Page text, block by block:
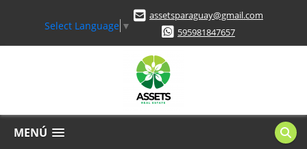
Select Language ▼
assetsparaguay@gmail.com
595981847657
MENÚ